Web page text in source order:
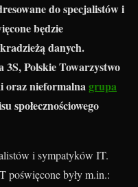
do specjalistów i
będzie
danych.
Polskie Towarzystwo
oraz nieformalnagrupa
społecznościowego
i sympatyków IT.
poświęcone były m.in.: